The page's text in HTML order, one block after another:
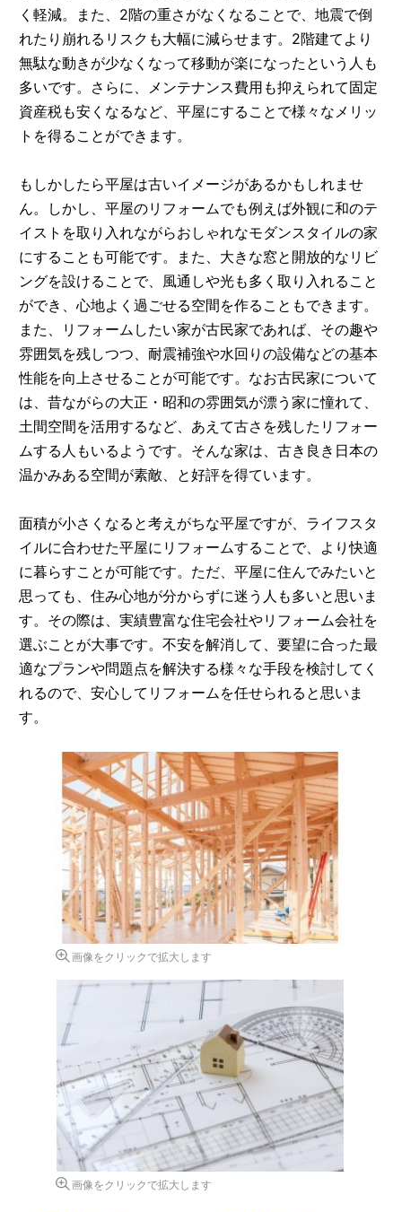
く軽減。また、2階の重さがなくなることで、地震で倒
れたり崩れるリスクも大幅に減らせます。2階建てより
無駄な動きが少なくなって移動が楽になったという人も
多いです。さらに、メンテナンス費用も抑えられて固定
資産税も安くなるなど、平屋にすることで様々なメリッ
トを得ることができます。
もしかしたら平屋は古いイメージがあるかもしれませ
ん。しかし、平屋のリフォームでも例えば外観に和のテ
イストを取り入れながらおしゃれなモダンスタイルの家
にすることも可能です。また、大きな窓と開放的なリビ
ングを設けることで、風通しや光も多く取り入れること
ができ、心地よく過ごせる空間を作ることもできます。
また、リフォームしたい家が古民家であれば、その趣や
雰囲気を残しつつ、耐震補強や水回りの設備などの基本
性能を向上させることが可能です。なお古民家について
は、昔ながらの大正・昭和の雰囲気が漂う家に憧れて、
土間空間を活用するなど、あえて古さを残したリフォー
ムする人もいるようです。そんな家は、古き良き日本の
温かみある空間が素敵、と好評を得ています。
面積が小さくなると考えがちな平屋ですが、ライフスタ
イルに合わせた平屋にリフォームすることで、より快適
に暮らすことが可能です。ただ、平屋に住んでみたいと
思っても、住み心地が分からずに迷う人も多いと思いま
す。その際は、実績豊富な住宅会社やリフォーム会社を
選ぶことが大事です。不安を解消して、要望に合った最
適なプランや問題点を解決する様々な手段を検討してく
れるので、安心してリフォームを任せられると思いま
す。
画像をクリックで拡大します
画像をクリックで拡大します